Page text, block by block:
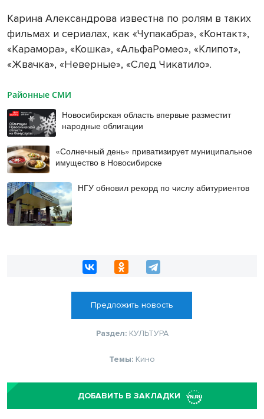
Карина Александрова известна по ролям в таких
фильмах и сериалах, как «Чупакабра», «Контакт»,
«Карамора», «Кошка», «АльфаРомео», «Клипот»,
«Жвачка», «Неверные», «След Чикатило».
Районные СМИ
Новосибирская область впервые разместит
народные облигации
«Солнечный день» приватизирует муниципальное
имущество в Новосибирске
НГУ обновил рекорд по числу абитуриентов
Предложить новость
Раздел: КУЛЬТУРА
Темы: Кино
ДОБАВИТЬ В ЗАКЛАДКИ